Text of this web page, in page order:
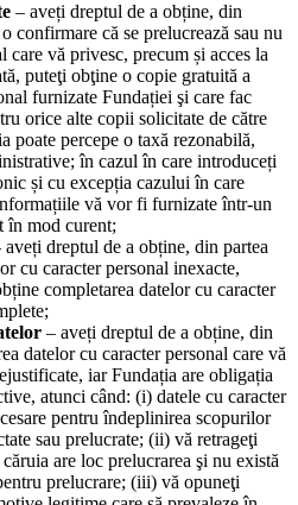
– aveți dreptul de a obține, din
confirmare că se prelucrează sau nu
care vă privesc, precum și acces la
puteţi obţine o copie gratuită a
furnizate Fundației şi care fac
orice alte copii solicitate de către
poate percepe o taxă rezonabilă,
în cazul în care introduceți
și cu excepția cazului în care
vă vor fi furnizate într-un
în mod curent;
aveți dreptul de a obține, din partea
cu caracter personal inexacte,
completarea datelor cu caracter
– aveți dreptul de a obține, din
datelor cu caracter personal care vă
iar Fundația are obligația
atunci când: (i) datele cu caracter
pentru îndeplinirea scopurilor
sau prelucrate; (ii) vă retrageţi
are loc prelucrarea şi nu există
prelucrare; (iii) vă opuneţi